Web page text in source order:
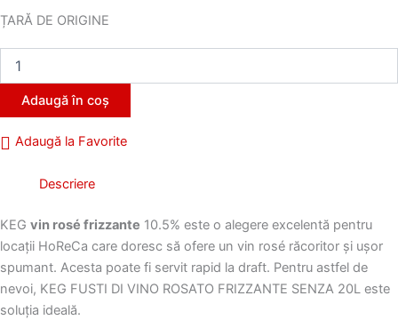
ȚARĂ DE ORIGINE
Keg
frizzante
20L
Adaugă în coș
Adaugă la Favorite
Descriere
KEG vin rosé frizzante 10.5% este o alegere excelentă pentru
locații HoReCa care doresc să ofere un vin rosé răcoritor și ușor
spumant. Acesta poate fi servit rapid la draft. Pentru astfel de
nevoi, KEG FUSTI DI VINO ROSATO FRIZZANTE SENZA 20L este
soluția ideală.